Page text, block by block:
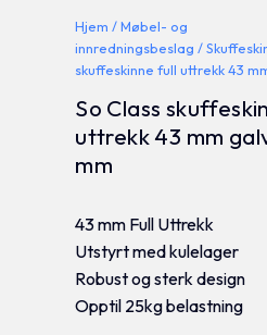
Hjem /Møbel- og
innredningsbeslag /
skuffeskinne full uttrekk 43
So Class
uttrekk 43 mm
mm
43 mm Full Uttrekk
Utstyrt med kulelager
Robust og sterk design
Opptil 25kg belastning